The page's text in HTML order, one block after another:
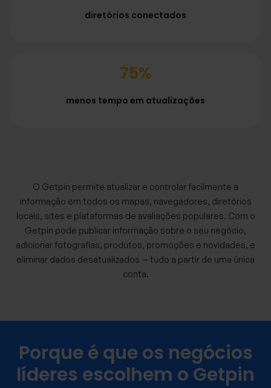
diretórios conectados
75%
menos tempo em atualizações
O Getpin permite atualizar e controlar facilmente a
informação em todos os mapas, navegadores, diretórios
locais, sites e plataformas de avaliações populares. Com o
Getpin pode publicar informação sobre o seu negócio,
adicionar fotografias, produtos, promoções e novidades, e
eliminar dados desatualizados — tudo a partir de uma única
conta.
Porque é que os negócios
líderes escolhem o Getpin